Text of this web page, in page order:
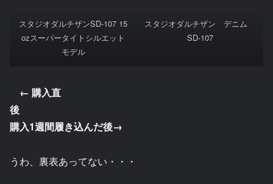
スタジオダルチザンSD-107 15
ozスーパータイトシルエット
モデル
スタジオダルチザン デニム
SD-107
← 購入直
後
購入1週間履き込んだ後→
うわ、裏表あってない・・・